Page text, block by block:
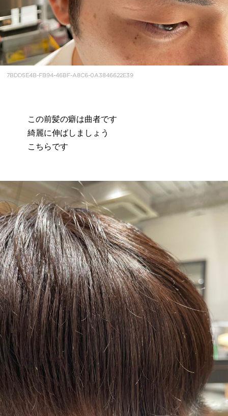
7BDD5E4B-FB94-46BF-A8C6-0A3846622E39
この前髪の癖は曲者です
綺麗に伸ばしましょう
こちらです